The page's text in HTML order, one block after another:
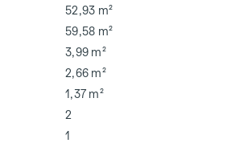
52,93 m²
59,58 m²
3,99 m²
2,66 m²
1,37 m²
2
1